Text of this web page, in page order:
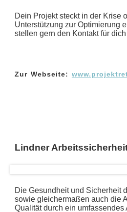
Dein Projekt steckt in der Krise
Unterstützung zur Optimierung
stellen gern den Kontakt für dich
Zur Webseite:
Lindner
Die Gesundheit und Sicherheit
sowie gleichermaßen auch die
Qualität durch ein umfassendes